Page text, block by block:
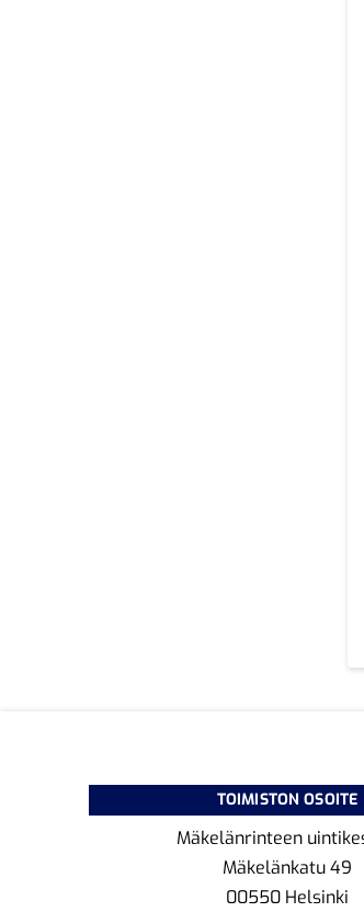
TOIMISTON OSOITE
Mäkelänrinteen
Mäkelänkatu 49
00550 Helsinki